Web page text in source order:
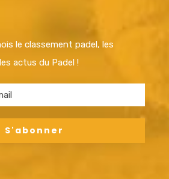
le classement padel, les
actus du Padel !